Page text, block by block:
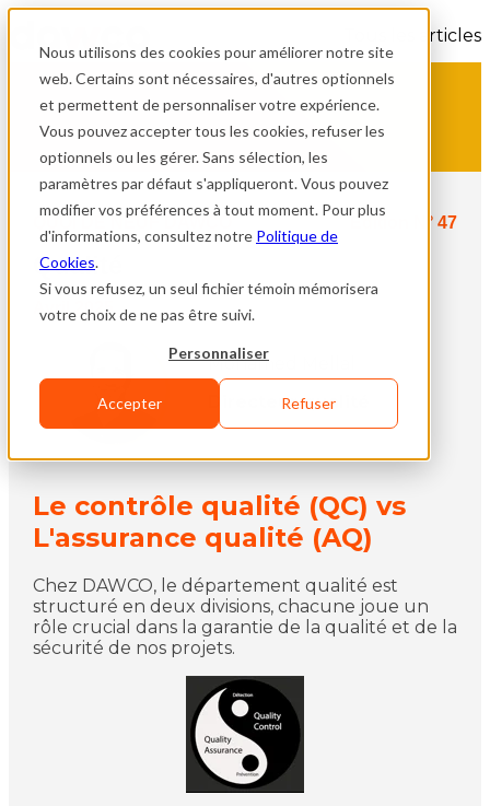
Nous utilisons des cookies pour améliorer notre site
web. Certains sont nécessaires, d'autres optionnels
et permettent de personnaliser votre expérience.
Vous pouvez accepter tous les cookies, refuser les
optionnels ou les gérer. Sans sélection, les
paramètres par défaut s'appliqueront. Vous pouvez
modifier vos préférences à tout moment. Pour plus
d'informations, consultez notre Politique de
Cookies.
Si vous refusez, un seul fichier témoin mémorisera
votre choix de ne pas être suivi.
Personnaliser
Accepter Refuser
Tous les articles
QUOI DE NEUF DAWCO Édition N° 47
Qualité
Avril 2025
Mohamed Mellal
Directeur qualité
Le contrôle qualité (QC) vs
L'assurance qualité (AQ)
Chez DAWCO, le département qualité est
structuré en deux divisions, chacune joue un
rôle crucial dans la garantie de la qualité et de la
sécurité de nos projets.